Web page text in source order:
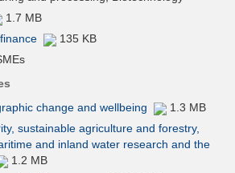
1.7 MB
135 KB
change and wellbeing
1.3 MB
sustainable agriculture and forestry,
and inland water research and the
1.2 MB